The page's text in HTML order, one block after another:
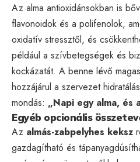
Az alma antioxidánsokban is
flavonoidok és a polifenolok,
oxidatív stressztől, és
például a szívbetegségek és
kockázatát. A benne lévő
hozzájárul a szervezet
mondás: „Napi egy alma, és
Egyéb opcionális
Az almás-zabpelyhes keksz
gazdagítható és